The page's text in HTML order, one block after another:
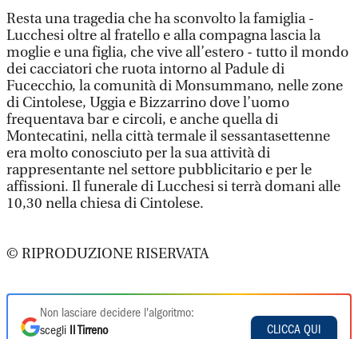
Resta una tragedia che ha sconvolto la famiglia -
Lucchesi oltre al fratello e alla compagna lascia la
moglie e una figlia, che vive all’estero - tutto il mondo
dei cacciatori che ruota intorno al Padule di
Fucecchio, la comunità di Monsummano, nelle zone
di Cintolese, Uggia e Bizzarrino dove l’uomo
frequentava bar e circoli, e anche quella di
Montecatini, nella città termale il sessantasettenne
era molto conosciuto per la sua attività di
rappresentante nel settore pubblicitario e per le
affissioni. Il funerale di Lucchesi si terrà domani alle
10,30 nella chiesa di Cintolese.
© RIPRODUZIONE RISERVATA
Non lasciare decidere l'algoritmo:
scegli
Il Tirreno
CLICCA QUI